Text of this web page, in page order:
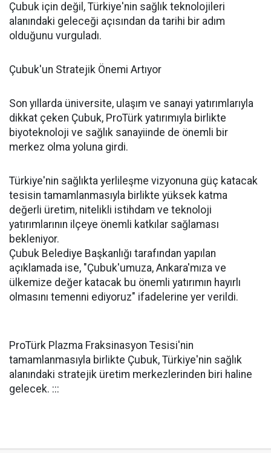
Çubuk için değil, Türkiye'nin sağlık teknolojileri
alanındaki geleceği açısından da tarihi bir adım
olduğunu vurguladı.
Çubuk'un Stratejik Önemi Artıyor
Son yıllarda üniversite, ulaşım ve sanayi yatırımlarıyla
dikkat çeken Çubuk, ProTürk yatırımıyla birlikte
biyoteknoloji ve sağlık sanayiinde de önemli bir
merkez olma yoluna girdi.
Türkiye'nin sağlıkta yerlileşme vizyonuna güç katacak
tesisin tamamlanmasıyla birlikte yüksek katma
değerli üretim, nitelikli istihdam ve teknoloji
yatırımlarının ilçeye önemli katkılar sağlaması
bekleniyor.
Çubuk Belediye Başkanlığı tarafından yapılan
açıklamada ise, "Çubuk'umuza, Ankara'mıza ve
ülkemize değer katacak bu önemli yatırımın hayırlı
olmasını temenni ediyoruz" ifadelerine yer verildi.
ProTürk Plazma Fraksinasyon Tesisi'nin
tamamlanmasıyla birlikte Çubuk, Türkiye'nin sağlık
alanındaki stratejik üretim merkezlerinden biri haline
gelecek. :::